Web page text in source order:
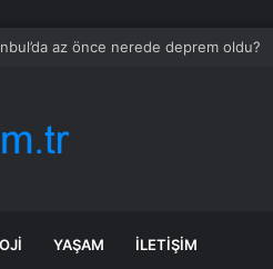
katliam yapıyorlar
YAŞAM İLETIŞIM